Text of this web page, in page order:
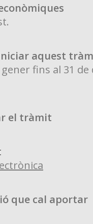
aquest
gener fins al 31
el tràmit
que cal aportar